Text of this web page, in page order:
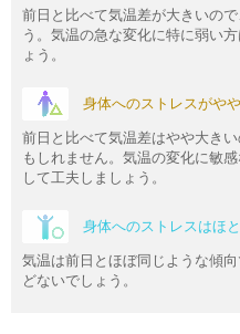
前日と比べて気温差が大きいの
う。気温の急な変化に特に弱い
ょう。
身体へのストレスがや
前日と比べて気温差はやや大き
もしれません。気温の変化に敏
して工夫しましょう。
身体へのストレスはほ
気温は前日とほぼ同じような傾
どないでしょう。